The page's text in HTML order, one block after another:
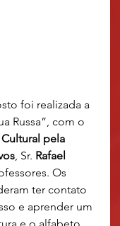
foi realizada a
Russa”, com o
pela
, Sr. Rafael
Os
ter contato
e aprender um